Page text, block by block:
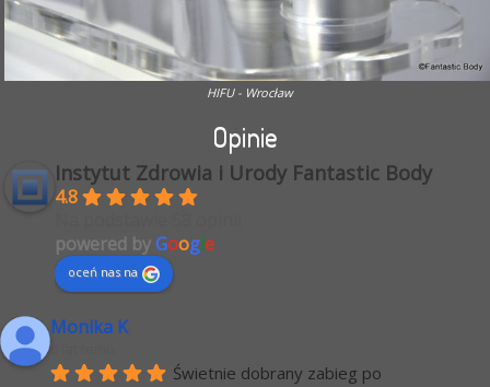
HIFU - Wrocław
Opinie
Instytut Zdrowia i Urody Fantastic Body
4.8
powered byGoogle
oceń nas na
Monika K
Świetnie dobrany zabieg po